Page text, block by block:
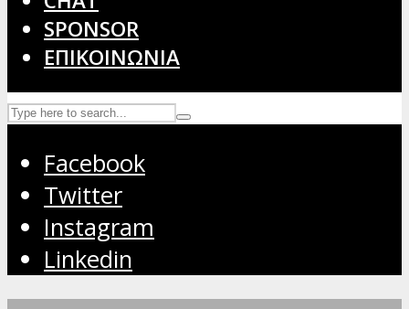
SPONSOR
ΕΠΙΚΟΙΝΩΝΙΑ
Facebook
Twitter
Instagram
Linkedin